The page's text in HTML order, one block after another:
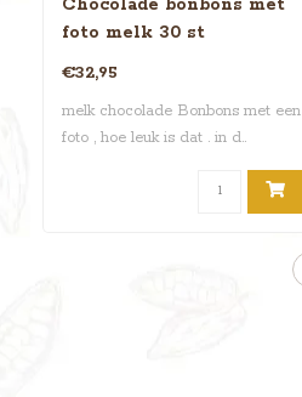
Chocolade bonbons met
foto melk 30 st
€32,95
melk chocolade Bonbons met een
foto , hoe leuk is dat . in d..